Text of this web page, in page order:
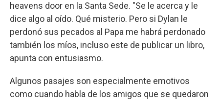
heavens door en la Santa Sede. "Se le acerca y le
dice algo al oído. Qué misterio. Pero si Dylan le
perdonó sus pecados al Papa me habrá perdonado
también los míos, incluso este de publicar un libro,
apunta con entusiasmo.
Algunos pasajes son especialmente emotivos
como cuando habla de los amigos que se quedaron